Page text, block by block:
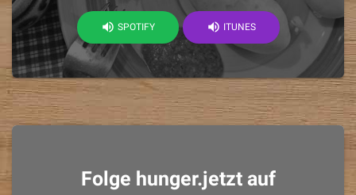
volume_up SPOTIFY volume_up ITUNES
Folge hunger.jetzt auf